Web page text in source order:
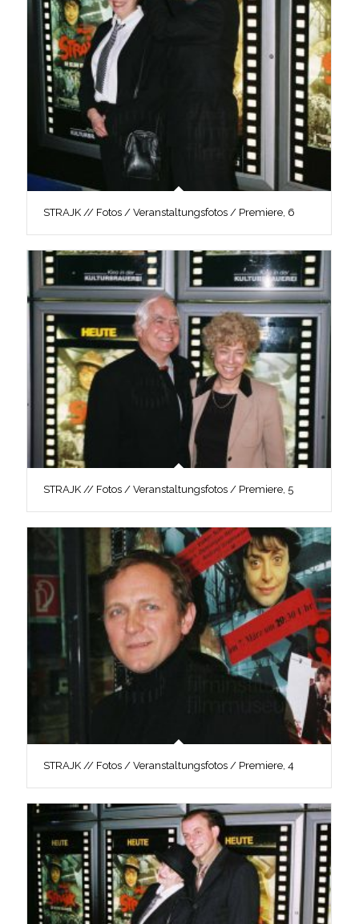
STRAJK // Fotos / Veranstaltungsfotos / Premiere, 6
STRAJK // Fotos / Veranstaltungsfotos / Premiere, 5
STRAJK // Fotos / Veranstaltungsfotos / Premiere, 4